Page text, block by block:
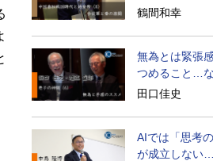
った激戦の史実
鶴間和幸
無為とは緊張
つめること…な
歓迎すべきか
田口佳史
AIでは「思考
が成立しない